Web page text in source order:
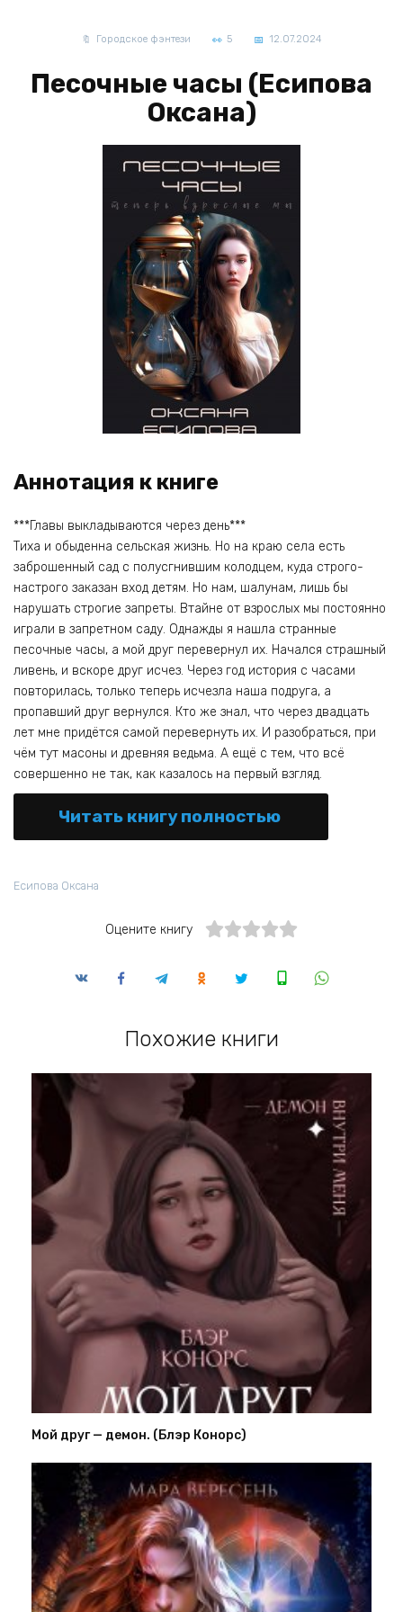
Городское фэнтези 5 12.07.2024
Песочные часы (Есипова
Оксана)
Аннотация к книге
***Главы выкладываются через день***
Тиха и обыденна сельская жизнь. Но на краю села есть
заброшенный сад с полусгнившим колодцем, куда строго-
настрого заказан вход детям. Но нам, шалунам, лишь бы
нарушать строгие запреты. Втайне от взрослых мы постоянно
играли в запретном саду. Однажды я нашла странные
песочные часы, а мой друг перевернул их. Начался страшный
ливень, и вскоре друг исчез. Через год история с часами
повторилась, только теперь исчезла наша подруга, а
пропавший друг вернулся. Кто же знал, что через двадцать
лет мне придётся самой перевернуть их. И разобраться, при
чём тут масоны и древняя ведьма. А ещё с тем, что всё
совершенно не так, как казалось на первый взгляд.
Читать книгу полностью
Есипова Оксана
Оцените книгу
Похожие книги
Мой друг — демон. (Блэр Конорс)